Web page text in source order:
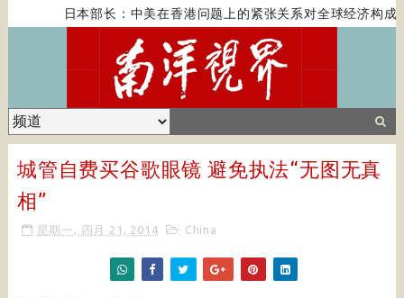
日本部长：中美在香港问题上的紧张关系对全球经济构成风
城管自费买谷歌眼镜 避免执法“无图无真
相”
星期一, 四月 21, 2014 China